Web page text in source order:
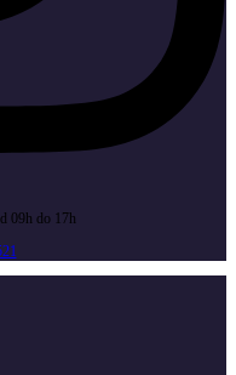
09h do 17h